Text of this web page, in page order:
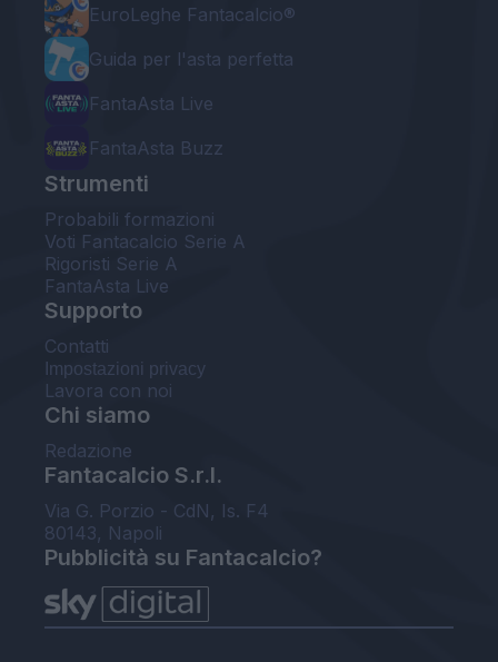
EuroLeghe Fantacalcio®
Guida per l'asta perfetta
FantaAsta Live
FantaAsta Buzz
Strumenti
Probabili formazioni
Voti Fantacalcio Serie A
Rigoristi Serie A
FantaAsta Live
Supporto
Contatti
Impostazioni privacy
Lavora con noi
Chi siamo
Redazione
Fantacalcio S.r.l.
Via G. Porzio - CdN, Is. F4
80143, Napoli
Pubblicità su Fantacalcio?